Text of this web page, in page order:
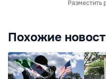
Разместить
Похожие